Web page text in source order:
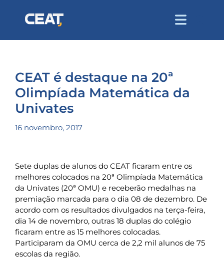
CEAT é destaque na 20ª
Olimpíada Matemática da
Univates
16 novembro, 2017
Sete duplas de alunos do CEAT ficaram entre os
melhores colocados na 20ª Olimpíada Matemática
da Univates (20ª OMU) e receberão medalhas na
premiação marcada para o dia 08 de dezembro. De
acordo com os resultados divulgados na terça-feira,
dia 14 de novembro, outras 18 duplas do colégio
ficaram entre as 15 melhores colocadas.
Participaram da OMU cerca de 2,2 mil alunos de 75
escolas da região.